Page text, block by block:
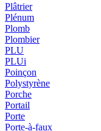
Plâtrier
Plénum
Plomb
Plombier
PLU
PLUi
Poinçon
Polystyrène
Porche
Portail
Porte
Porte-à-faux